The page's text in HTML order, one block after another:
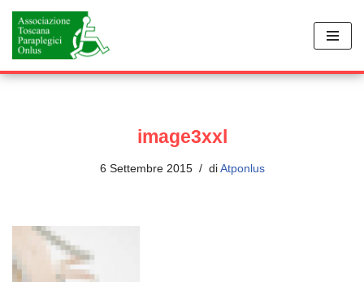
Vai
al
contenuto
image3xxl
6 Settembre 2015 di Atponlus